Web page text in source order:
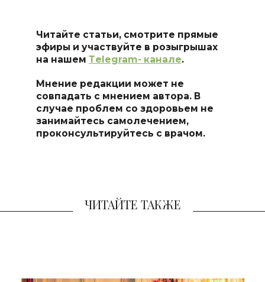
Читайте статьи, смотрите прямые
эфиры и участвуйте в розыгрышах
на нашем Тelegram- канале.
Мнение редакции может не
совпадать с мнением автора. В
случае проблем со здоровьем не
занимайтесь самолечением,
проконсультируйтесь с врачом.
ЧИТАЙТЕ ТАКЖЕ